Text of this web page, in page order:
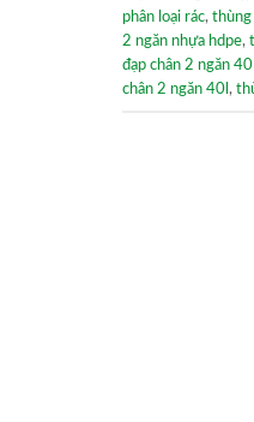
phân loại rác, thùng
2 ngăn nhựa hdpe,
đạp chân 2 ngăn
chân 2 ngăn 40l ,